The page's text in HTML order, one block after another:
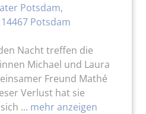
Potsdam,
Potsdam
Nacht treffen die
Michael und Laura
Freund Mathé
Verlust hat sie
... mehr anzeigen